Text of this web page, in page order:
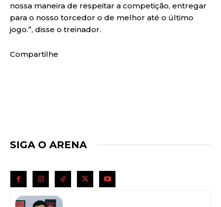
nossa maneira de respeitar a competição, entregar
para o nosso torcedor o de melhor até o último
jogo.”, disse o treinador.
Compartilhe
SIGA O ARENA